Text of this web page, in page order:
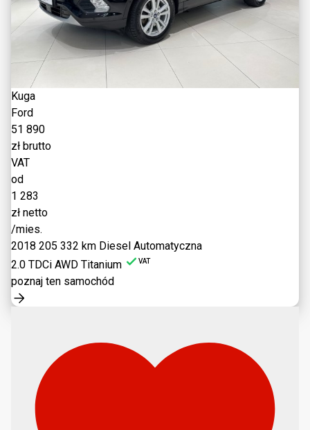
Kuga
Ford
51 890
zł brutto
VAT
od
1 283
zł netto
/mies.
2018 205 332 km Diesel Automatyczna
2.0 TDCi AWD Titanium
VAT
poznaj ten samochód